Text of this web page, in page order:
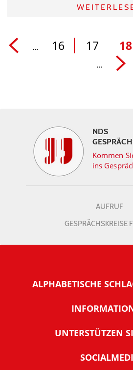
... 16 17 18
...
NDS
Kommen
ins
AUFRUF
GESPRÄCHSKREISE
ALPHABETISCHE
Warum
Tipps zur Nutzung der
UNTERSTÜTZEN